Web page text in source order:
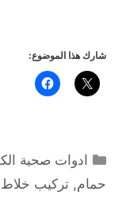
شارك هذا الموضوع:
التصنيفات
ادوات صحية
حمام, تركيب خلاط